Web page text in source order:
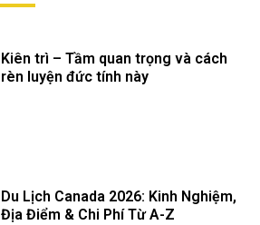
Kiên trì – Tầm quan trọng và cách
rèn luyện đức tính này
Du Lịch Canada 2026: Kinh Nghiệm,
Địa Điểm & Chi Phí Từ A-Z